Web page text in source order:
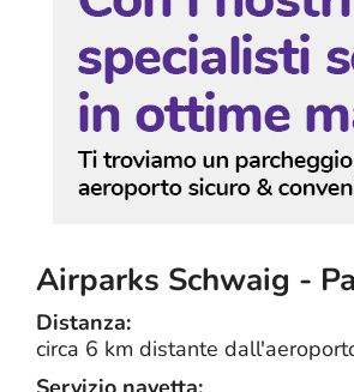
Airparks Schwaig -
Distanza:
circa 6 km distante